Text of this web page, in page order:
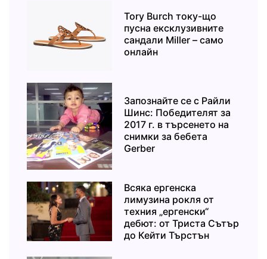
Tory Burch току-що
пусна ексклузивните
сандали Miller – само
онлайн
Запознайте се с Райли
Шинс: Победителят за
2017 г. в търсенето на
снимки за бебета
Gerber
Всяка ергенска
лимузина рокля от
техния „ергенски“
дебют: от Триста Сътър
до Кейти Търстън